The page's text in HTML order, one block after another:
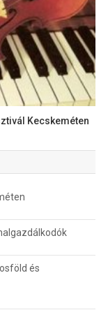
Kecskeméten
és